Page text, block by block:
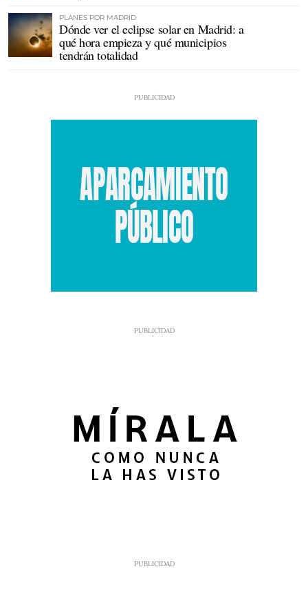
PLANES POR MADRID
Dónde ver el eclipse solar en Madrid: a
qué hora empieza y qué municipios
tendrán totalidad